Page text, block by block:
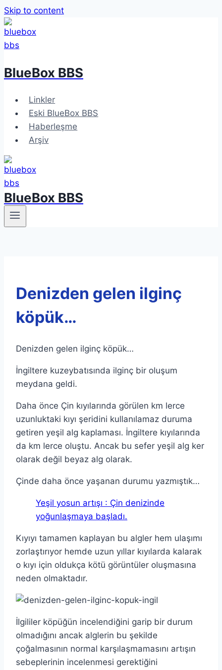
Skip to content
BlueBox BBS
Linkler
Eski BlueBox BBS
Haberleşme
Arşiv
BlueBox BBS
Denizden gelen ilginç
köpük…
Denizden gelen ilginç köpük…
İngiltere kuzeybatısında ilginç bir oluşum
meydana geldi.
Daha önce Çin kıyılarında görülen km lerce
uzunluktaki kıyı şeridini kullanılamaz duruma
getiren yeşil alg kaplaması. İngiltere kıyılarında
da km lerce oluştu. Ancak bu sefer yeşil alg ker
olarak değil beyaz alg olarak.
Çinde daha önce yaşanan durumu yazmıştık…
Yeşil yosun artışı : Çin denizinde
yoğunlaşmaya başladı.
Kıyıyı tamamen kaplayan bu algler hem ulaşımı
zorlaştırıyor hemde uzun yıllar kıyılarda kalarak
o kıyı için oldukça kötü görüntüler oluşmasına
neden olmaktadır.
İlgililer köpüğün incelendiğini garip bir durum
olmadığını ancak alglerin bu şekilde
çoğalmasının normal karşılaşmamasını artışın
sebeplerinin incelenmesi gerektiğini